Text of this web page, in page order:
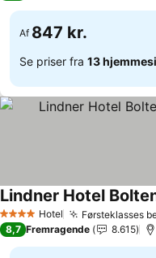
Af 847 kr.
Se priser fra 13
4 StjernerHotel Førsteklasses
8,7 Fremragende 8.615